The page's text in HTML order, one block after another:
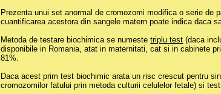
Prezenta unui set anormal de cromozomi modifica o serie de
cuantificarea acestora din sangele matern poate indica daca
Metoda de testare biochimica se numestetriplu test (daca
disponibile in Romania, atat in maternitati, cat si in cabinete
81%.
Daca acest prim test biochimic arata un risc crescut pentru
cromozomilor fatului prin metoda culturii celulelor fetale) si